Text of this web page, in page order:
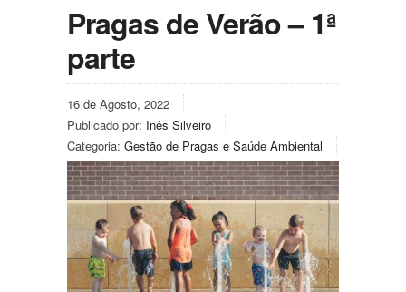
Pragas de Verão – 1ª
parte
16 de Agosto, 2022
Publicado por: Inês Silveiro
Categoria: Gestão de Pragas e Saúde Ambiental